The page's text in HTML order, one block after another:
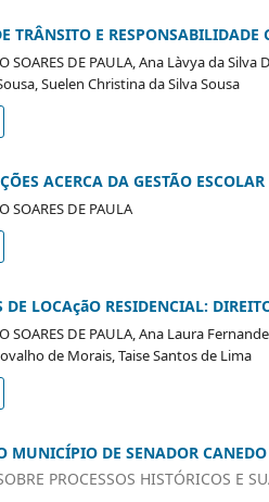
TRÂNSITO E RESPONSABILIDADE
SOARES DE PAULA, Ana Là­vya da
Suelen Christina da Silva Sousa
ACERCA DA GESTÃO ESCOLAR
SOARES DE PAULA
DE LOCAçãO RESIDENCIAL:
SOARES DE PAULA, Ana Laura
de Morais, Taise Santos de Lima
MUNICÍPIO DE SENADOR CANEDO
PROCESSOS HISTÓRICOS E